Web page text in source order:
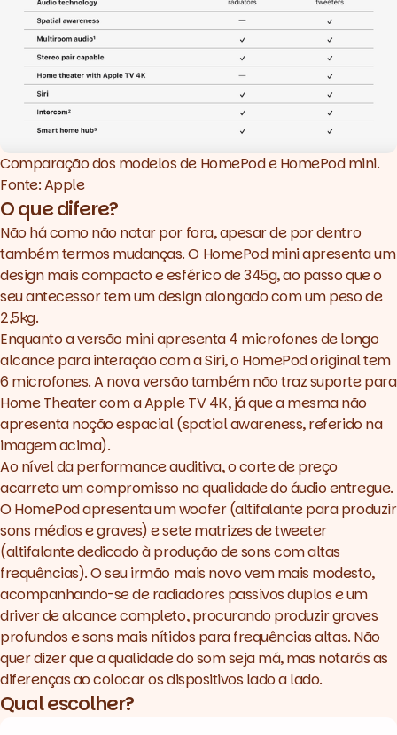
Comparação dos modelos de HomePod e HomePod mini.
Fonte: Apple
O que difere?
Não há como não notar por fora, apesar de por dentro
também termos mudanças. O HomePod mini apresenta um
design mais compacto e esférico de 345g, ao passo que o
seu antecessor tem um design alongado com um peso de
2,5kg.
Enquanto a versão mini apresenta 4 microfones de longo
alcance para interação com a Siri, o HomePod original tem
6 microfones. A nova versão também não traz suporte para
Home Theater com a Apple TV 4K, já que a mesma não
apresenta noção espacial (spatial awareness, referido na
imagem acima).
Ao nível da performance auditiva, o corte de preço
acarreta um compromisso na qualidade do áudio entregue.
O HomePod apresenta umwoofer(altifalante para produzir
sons médios e graves) e sete matrizes detweeter
(altifalante dedicado à produção de sons com altas
frequências). O seu irmão mais novo vem mais modesto,
acompanhando-se de radiadores passivos duplos e um
driver de alcance completo, procurando produzir graves
profundos e sons mais nítidos para frequências altas. Não
quer dizer que a qualidade do som seja má, mas notarás as
diferenças ao colocar os dispositivos lado a lado.
Qual escolher?